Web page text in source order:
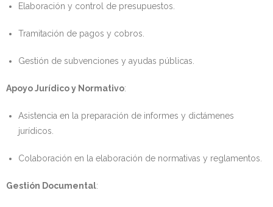
Elaboración y control de presupuestos.
Tramitación de pagos y cobros.
Gestión de subvenciones y ayudas públicas.
Apoyo Jurídico y Normativo:
Asistencia en la preparación de informes y dictámenes
jurídicos.
Colaboración en la elaboración de normativas y reglamentos.
Gestión Documental: